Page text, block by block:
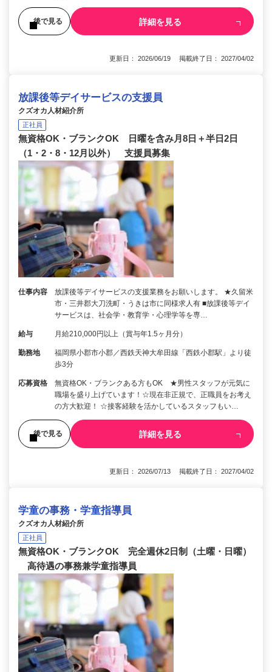
後で見る 詳細を見る
更新日： 2026/06/19 掲載終了日： 2027/04/02
放課後等デイサービスの支援員
クズオカ人材紹介所
正社員
無資格OK・ブランクOK 日曜を含み月8日＋半日2日
（1・2・8・12月以外） 支援員募集
仕事内容
放課後等デイサービスの支援業務をお願いします。 ★久留米
市・三井郡大刀洗町・うきは市に同様求人有 ■放課後等デイ
サービスは、社会学・教育学・心理学等を専…
給与 月給210,000円以上（賞与年1.5ヶ月分）
勤務地
福岡県小郡市小郡／西鉄天神大牟田線「西鉄小郡駅」より徒
歩3分
応募資格
無資格OK・ブランクある方もOK ★男性スタッフが元気に
職場を盛り上げています！☆現在非正規で、正職員をお考え
の方大歓迎！ ☆接客経験を活かしているスタッフもい…
後で見る 詳細を見る
更新日： 2026/07/13 掲載終了日： 2027/04/02
学童の事務・学童指導員
クズオカ人材紹介所
正社員
無資格OK・ブランクOK 完全週休2日制（土曜・日曜）
高待遇の事務兼学童指導員